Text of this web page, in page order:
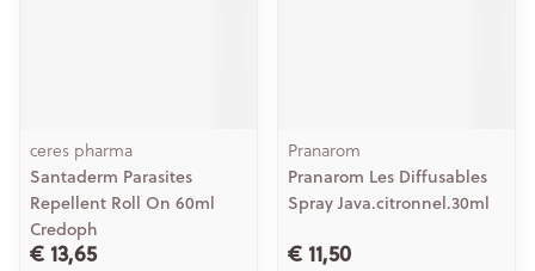
ceres pharma
Santaderm Parasites
Repellent Roll On 60ml
Credoph
€ 13,65
Pranarom
Pranarom Les Diffusables
Spray Java.citronnel.30ml
€ 11,50